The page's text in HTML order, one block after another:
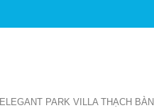
ELEGANT PARK VILLA THẠCH BÀN